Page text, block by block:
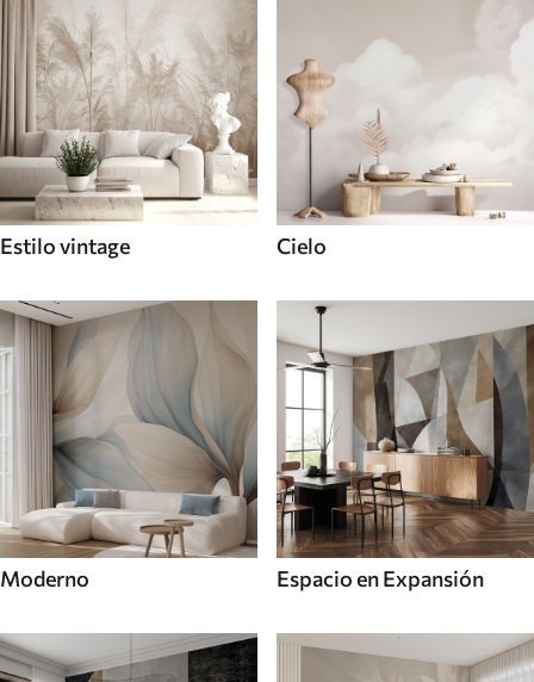
Estilo vintage Cielo
Moderno Espacio en Expansión